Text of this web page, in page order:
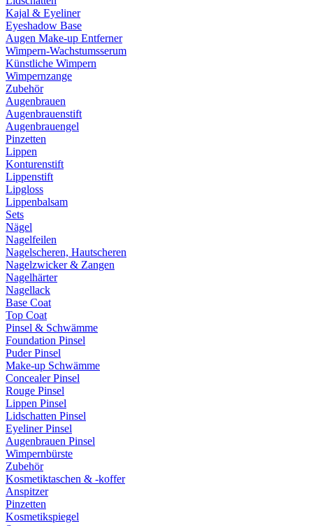
Kajal & Eyeliner
Eyeshadow Base
Augen Make-up Entferner
Wimpern-Wachstumsserum
Künstliche Wimpern
Wimpernzange
Zubehör
Augenbrauen
Augenbrauenstift
Augenbrauengel
Pinzetten
Lippen
Konturenstift
Lippenstift
Lipgloss
Lippenbalsam
Sets
Nägel
Nagelfeilen
Nagelscheren, Hautscheren
Nagelzwicker & Zangen
Nagelhärter
Nagellack
Base Coat
Top Coat
Pinsel & Schwämme
Foundation Pinsel
Puder Pinsel
Make-up Schwämme
Concealer Pinsel
Rouge Pinsel
Lippen Pinsel
Lidschatten Pinsel
Eyeliner Pinsel
Augenbrauen Pinsel
Wimpernbürste
Zubehör
Kosmetiktaschen & -koffer
Anspitzer
Pinzetten
Kosmetikspiegel